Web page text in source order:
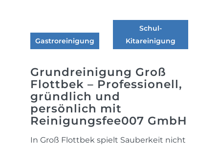
Gastroreinigung
Schul-
Kitareinigung
Grundreinigung Groß
Flottbek – Professionell,
gründlich und
persönlich mit
Reinigungsfee007 GmbH
In Groß Flottbek spielt Sauberkeit nicht